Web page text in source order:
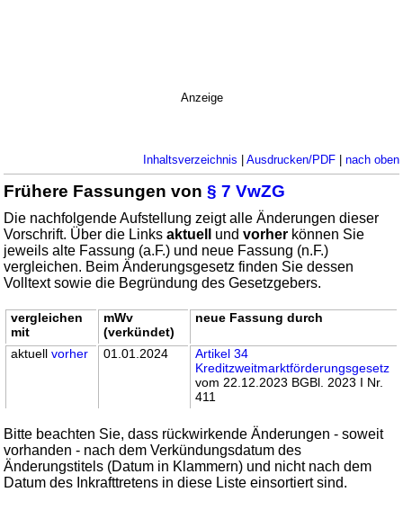
Anzeige
Inhaltsverzeichnis | Ausdrucken/PDF| nach oben
Frühere Fassungen von§ 7 VwZG
Die nachfolgende Aufstellung zeigt alle Änderungen dieser
Vorschrift. Über die Linksaktuell undvorher können Sie
jeweils alte Fassung (a.F.) und neue Fassung (n.F.)
vergleichen. Beim Änderungsgesetz finden Sie dessen
Volltext sowie die Begründung des Gesetzgebers.
vergleichen
mit
mWv
(verkündet)
neue Fassung durch
aktuellvorher 01.01.2024
Artikel 34
Kreditzweitmarktförderungsgesetz
vom 22.12.2023 BGBl. 2023 I Nr.
411
Bitte beachten Sie, dass rückwirkende Änderungen - soweit
vorhanden - nach dem Verkündungsdatum des
Änderungstitels (Datum in Klammern) und nicht nach dem
Datum des Inkrafttretens in diese Liste einsortiert sind.